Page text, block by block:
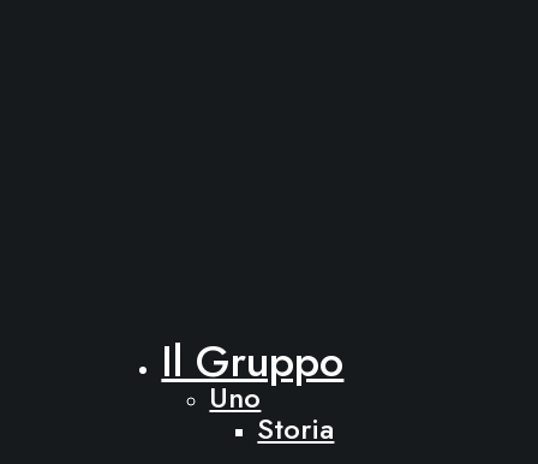
Il Gruppo
Uno
Storia